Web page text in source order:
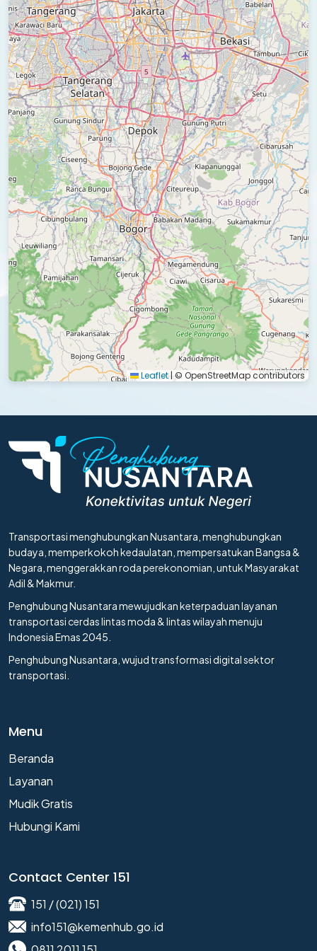
Leaflet|© OpenStreetMap contributors
Transportasi menghubungkan Nusantara, menghubungkan
budaya, memperkokoh kedaulatan, mempersatukan Bangsa &
Negara, menggerakkan roda perekonomian, untuk Masyarakat
Adil & Makmur.
Penghubung Nusantara mewujudkan keterpaduan layanan
transportasi cerdas lintas moda & lintas wilayah menuju
Indonesia Emas 2045.
Penghubung Nusantara, wujud transformasi digital sektor
transportasi.
Menu
Beranda
Layanan
Mudik Gratis
Hubungi Kami
Contact Center 151
151 / (021) 151
info151@kemenhub.go.id